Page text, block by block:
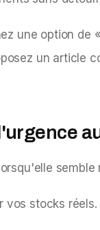
une option de
un article
vos stocks réels.